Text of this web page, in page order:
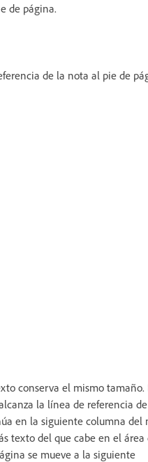
de página.
de la nota al pie de
conserva el mismo tamaño.
la línea de referencia
en la siguiente columna del
texto del que cabe en el área
se mueve a la siguiente